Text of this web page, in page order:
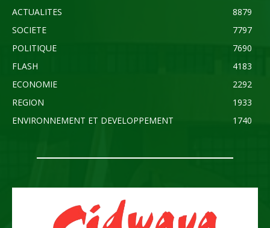
ACTUALITES
8879
SOCIETE
7797
POLITIQUE
7690
FLASH
4183
ECONOMIE
2292
REGION
1933
ENVIRONNEMENT ET DEVELOPPEMENT
1740